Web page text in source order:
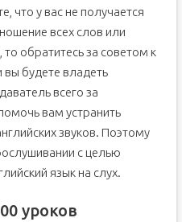
что у вас не получается
всех слов или
то обратитесь за советом к
будете владеть
всего за
вам устранить
звуков. Поэтому
с целью
язык на слух.
уроков